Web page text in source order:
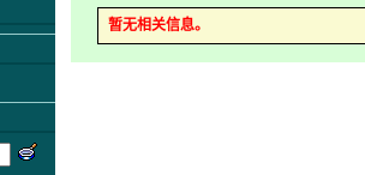
暂无相关信息。